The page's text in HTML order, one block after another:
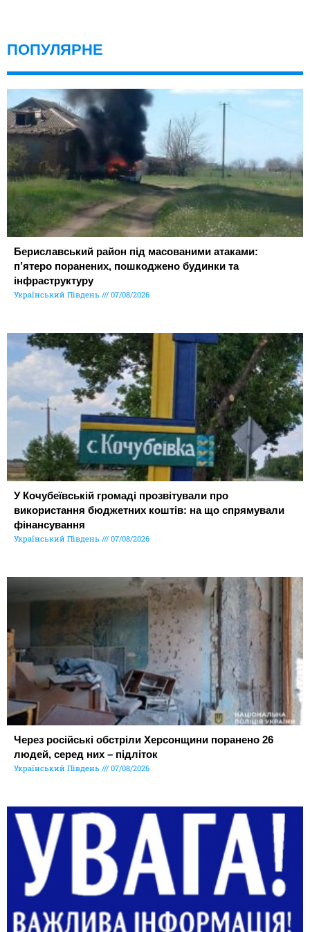
ПОПУЛЯРНЕ
Бериславський район під масованими атаками:
п’ятеро поранених, пошкоджено будинки та
інфраструктуру
Український Південь 07/08/2026
У Кочубеївській громаді прозвітували про
використання бюджетних коштів: на що спрямували
фінансування
Український Південь 07/08/2026
Через російські обстріли Херсонщини поранено 26
людей, серед них – підліток
Український Південь 07/08/2026